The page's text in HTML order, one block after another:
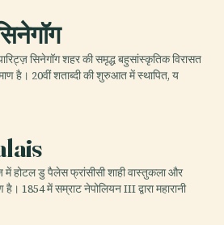
सिनेगॉग शहर की समृद्ध बहुसांस्कृतिक विरासत
है। 20वीं शताब्दी की शुरुआत में स्थापित, य
में होटल डु पैलेस फ्रांसीसी शाही वास्तुकला और
1854 में सम्राट नेपोलियन III द्वारा महारानी